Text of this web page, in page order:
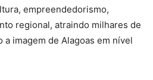
empreendedorismo,
regional, atraindo milhares de
imagem de Alagoas em nível